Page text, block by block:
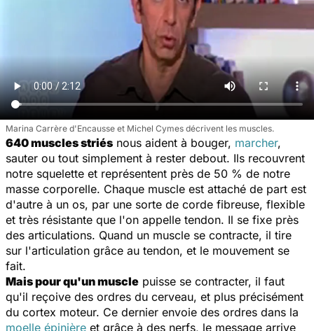
Marina Carrère d'Encausse et Michel Cymes décrivent les muscles.
640 muscles striés nous aident à bouger, marcher,
sauter ou tout simplement à rester debout. Ils recouvrent
notre squelette et représentent près de 50 % de notre
masse corporelle. Chaque muscle est attaché de part est
d'autre à un os, par une sorte de corde fibreuse, flexible
et très résistante que l'on appelle tendon. Il se fixe près
des articulations. Quand un muscle se contracte, il tire
sur l'articulation grâce au tendon, et le mouvement se
fait.
Mais pour qu'un muscle puisse se contracter, il faut
qu'il reçoive des ordres du cerveau, et plus précisément
du cortex moteur. Ce dernier envoie des ordres dans la
moelle épinière et grâce à des nerfs, le message arrive